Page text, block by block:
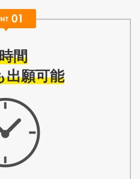
間
出願可能